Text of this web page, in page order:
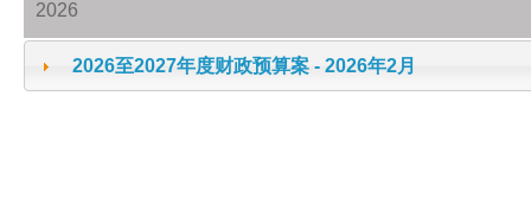
2026
2026至2027年度财政预算案 - 2026年2月